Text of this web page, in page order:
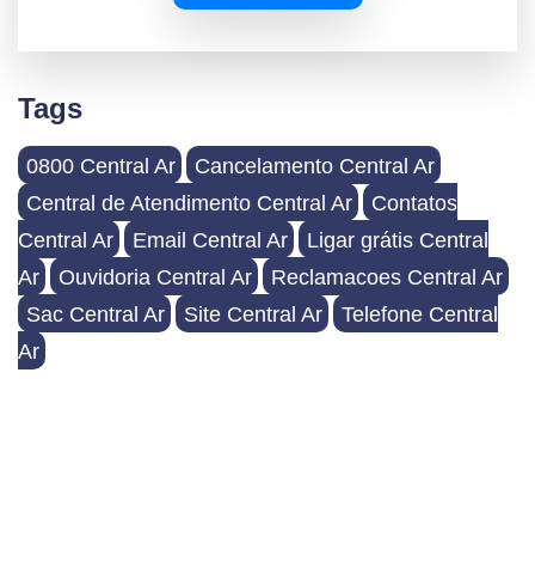
Tags
0800 Central Ar
Cancelamento Central Ar
Central de Atendimento Central Ar
Contatos
Central Ar
Email Central Ar
Ligar grátis Central
Ar
Ouvidoria Central Ar
Reclamacoes Central Ar
Sac Central Ar
Site Central Ar
Telefone Central
Ar